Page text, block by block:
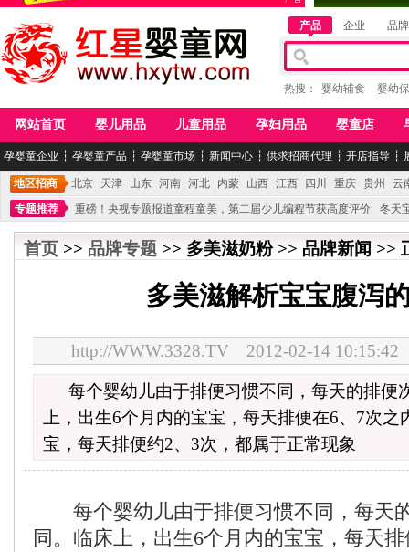
产品 企业 品牌
热搜： 婴幼辅食 婴幼
网站首页 婴儿用品 儿童用品 孕妇用品 婴童店
孕婴童企业 ┆ 孕婴童产品 ┆ 孕婴童市场 ┆ 新闻中心 ┆ 供求招商代理 ┆ 开店指导 ┆
地区招商 北京 天津 山东 河南 河北 内蒙 山西 江西 四川 重庆 贵州
云
专题推荐
重磅！央视专题报道童程童美，第二届少儿编程节获高度评价
冬天
不能再单纯地销售产品,而要向增强服务转型,毕竟母婴产品比较特殊。”
妇幼广场
首页 >> 品牌专题 >> 多美滋奶粉 >> 品牌新闻 >>
多美滋解析宝宝腹泻
http://WWW.3328.TV 2012-02-14
每个婴幼儿由于排便习惯不同，每天的排便
上，出生6个月内的宝宝，每天排便在6、7次之
宝，每天排便约2、3次，都属于正常现象
每个婴幼儿由于排便习惯不同，每天
同。临床上，出生6个月内的宝宝，每天